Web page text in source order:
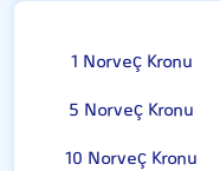
1 Norveç Kronu
5 Norveç Kronu
10 Norveç Kronu